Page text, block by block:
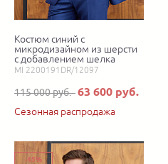
Костюм синий с
микродизайном из шерсти
с добавлением шелка
MI 2200191DR/12097
115 000 руб.63 600 руб.
Сезонная распродажа
-45%